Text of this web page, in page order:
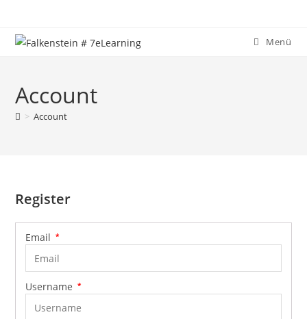
springen
Menü
Account
> Account
Register
Email *
Username *